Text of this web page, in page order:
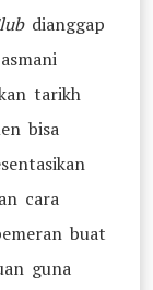
dianggap
tarikh
bisa
cara
buat
guna